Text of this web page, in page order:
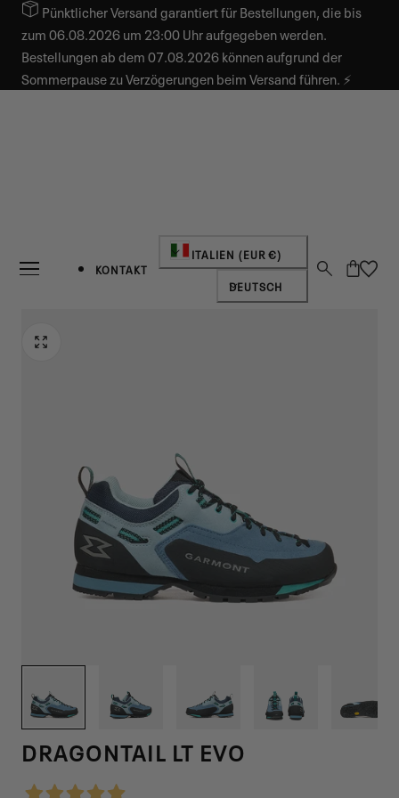
SPRINGEN
Pünktlicher Versand garantiert für Bestellungen, die bis
zum 06.08.2026 um 23:00 Uhr aufgegeben werden.
Bestellungen ab dem 07.08.2026 können aufgrund der
Sommerpause zu Verzögerungen beim Versand führen. ⚡
KONTAKT
Land/Region
ITALIEN (EUR €)
Sprache
DEUTSCH
Warenkorb
DRAGONTAIL LT EVO